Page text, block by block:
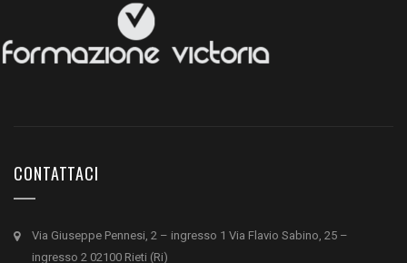
CONTATTACI
Via Giuseppe Pennesi, 2 – ingresso 1 Via Flavio Sabino, 25 –
ingresso 2 02100 Rieti (Ri)